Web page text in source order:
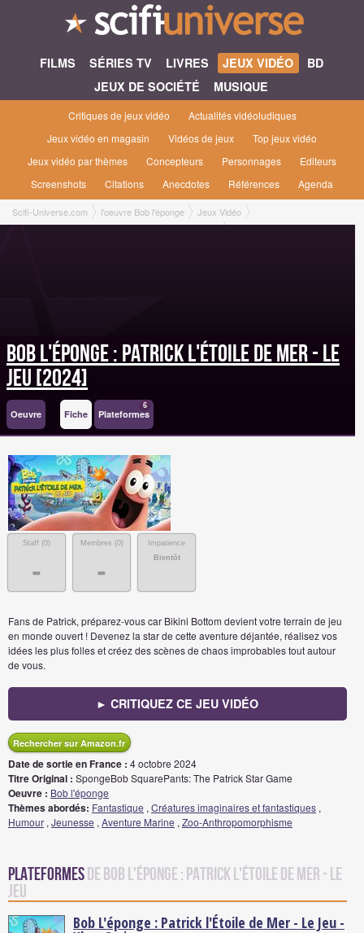
FILMS SÉRIES TV LIVRES JEUX VIDÉO
BD
JEUX DE SOCIÉTÉ
MUSIQUE
Critiques de jeux vidéo
Actualités vidéoludiques
Jeux vidéo en magasin
Vidéos de jeux
Top jeux vidéo
Jeux vidéo par thèmes
Concepteurs Personnages
Editeurs
Screenshots
Citations Anecdotes Références Agenda
Scifi-Universe.com l'oeuvre Bob l'éponge
Jeux Vidéo
Bob L'éponge : Patrick l'Étoile de Mer - Le Jeu [2024]
Bob L'éponge : Patrick l'Étoile de Mer - Le
Jeu [2024]
Oeuvre Fiche Plateformes
6
Staff (0)
-
Membres (0)
-
Impatience
Bientôt
Fans de Patrick, préparez-vous car Bikini Bottom devient votre terrain de jeu
en monde ouvert ! Devenez la star de cette aventure déjantée, réalisez vos
idées les plus folles et créez des scènes de chaos improbables tout autour
de vous.
► CRITIQUEZ CE JEU VIDÉO
Rechercher sur Amazon.fr
Date de sortie en France : 4 octobre 2024
Titre Original : SpongeBob SquarePants: The Patrick Star Game
Oeuvre : Bob l'éponge
Thèmes abordés: Fantastique , Créatures imaginaires et fantastiques ,
Humour , Jeunesse , Aventure Marine , Zoo-Anthropomorphisme
Plateformesde Bob L'éponge : Patrick l'Étoile de Mer - Le
Jeu
Bob L'éponge : Patrick l'Étoile de Mer - Le Jeu -